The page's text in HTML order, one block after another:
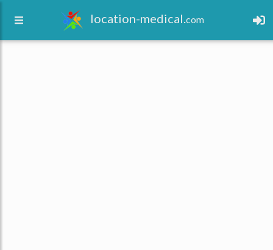
location-medical.com